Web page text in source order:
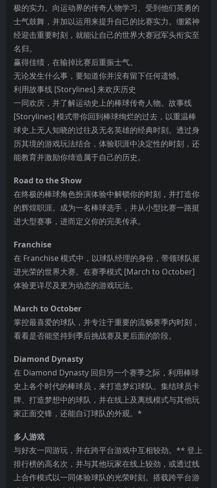
极的实力。向运动界的传奇人物学习、受到他们英勇的
士气鼓舞，并加以运用来提升自己的比赛实力。绷紧神
经迎击重要时刻，就能让自己的世界大赛冠军头衔实至
名归。
赢得佳绩，在输掉比赛后重振士气。
无论发生什么事，要知道你并没有留下任何遗憾。
利用故事线 [Storylines] 来欢庆历史
一同欢庆，并了解运动史上的棒球传奇人物。故事线
[Storylines] 模式带你回到棒球绚烂的过去，以重温棒
球史上无人知晓的过往及无名英雄的经典时刻。透过身
历其境的游戏玩法结合，体验职涯中决定性的时刻，还
能教育并激励你缔造属于自己的历史。
Road to the Show
在终极的棒球角色扮演体验中解锁你的时刻，并打造你
的辉煌职涯。成为一名棒球选手，并从小型比赛一路挺
进大型赛事，进而定义你的完美传承。
Franchise
在 Franchise 模式中，以球队经理的身份，带领球队挺
进光荣的世界大赛。在赛季模式 [March to October]
体验更详尽及更为动态的游戏玩法。
March to October
掌控最喜爱的球队，并专注于重要的流畅赛季内时刻，
看看是否能坚持到季后挑战赛及更后面的阶段。
Diamond Dynasty
在 Diamond Dynasty 回归另一个赛季之际，利用棒球
史上各个时代的棒球员，来打造梦幻球队。集结球员卡
牌、打造梦想中的球队，并在线上及离线模式与其他玩
家正面交锋，还能自订球队的外观。*
多人游戏
与好友一同游玩，并在跨平台游戏中互相较劲。** 登上
排行榜的高名次，并与其他玩家在线上较劲，或透过线
上合作模式以一同体验球队的光荣时刻。搭载跨平台游